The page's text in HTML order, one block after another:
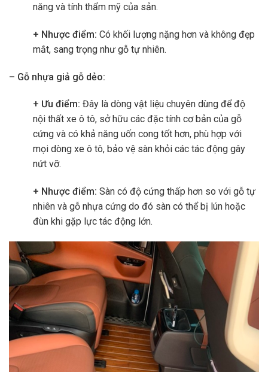
năng và tính thẩm mỹ của sản.
+ Nhược điểm: Có khối lượng nặng hơn và không đẹp
mắt, sang trọng như gỗ tự nhiên.
– Gỗ nhựa giả gỗ dẻo:
+ Ưu điểm: Đây là dòng vật liệu chuyên dùng để độ
nội thất xe ô tô, sở hữu các đặc tính cơ bản của gỗ
cứng và có khả năng uốn cong tốt hơn, phù hợp với
mọi dòng xe ô tô, bảo vệ sàn khỏi các tác động gây
nứt vỡ.
+ Nhược điểm: Sàn có độ cứng thấp hơn so với gỗ tự
nhiên và gỗ nhựa cứng do đó sàn có thể bị lún hoặc
đùn khi gặp lực tác động lớn.